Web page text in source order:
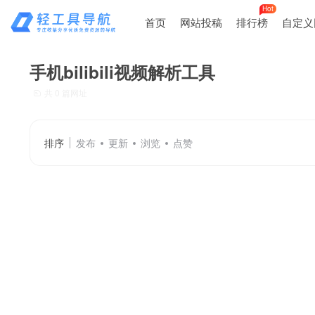
首页 网站投稿 排行榜
Hot
自定
手机bilibili视频解析工具
排序 发布 更新 浏览 点赞